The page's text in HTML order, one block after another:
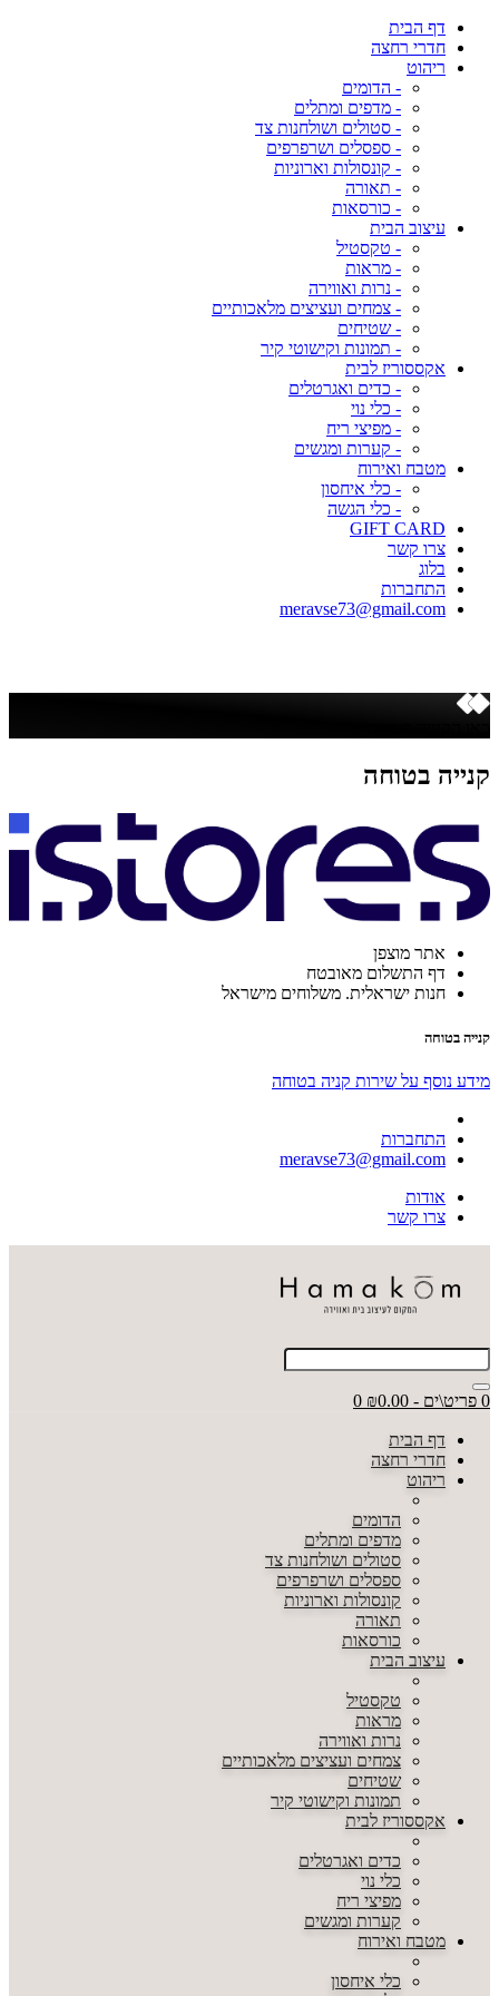
דף הבית
חדרי רחצה
ריהוט
- הדומים
- מדפים ומתלים
- סטולים ושולחנות צד
- ספסלים ושרפרפים
- קונסולות וארוניות
- תאורה
- כורסאות
עיצוב הבית
- טקסטיל
- מראות
- נרות ואווירה
- צמחים ועציצים מלאכותיים
- שטיחים
- תמונות וקישוטי קיר
אקססוריז לבית
- כדים ואגרטלים
- כלי נוי
- מפיצי ריח
- קערות ומגשים
מטבח ואירוח
- כלי איחסון
- כלי הגשה
GIFT CARD
צרו קשר
בלוג
התחברות
meravse73@gmail.com
קנייה בטוחה
אתר מוצפן
דף התשלום מאובטח
חנות ישראלית. משלוחים מישראל
קנייה בטוחה
מידע נוסף על שירות קניה בטוחה
התחברות
meravse73@gmail.com
אודות
צרו קשר
0 פריט\ים - ₪0.00 0
דף הבית
חדרי רחצה
ריהוט
הדומים
מדפים ומתלים
סטולים ושולחנות צד
ספסלים ושרפרפים
קונסולות וארוניות
תאורה
כורסאות
עיצוב הבית
טקסטיל
מראות
נרות ואווירה
צמחים ועציצים מלאכותיים
שטיחים
תמונות וקישוטי קיר
אקססוריז לבית
כדים ואגרטלים
כלי נוי
מפיצי ריח
קערות ומגשים
מטבח ואירוח
כלי איחסון